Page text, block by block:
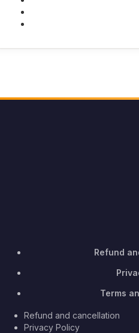
Refund
Terms
Refund and cancellation
Privacy Policy